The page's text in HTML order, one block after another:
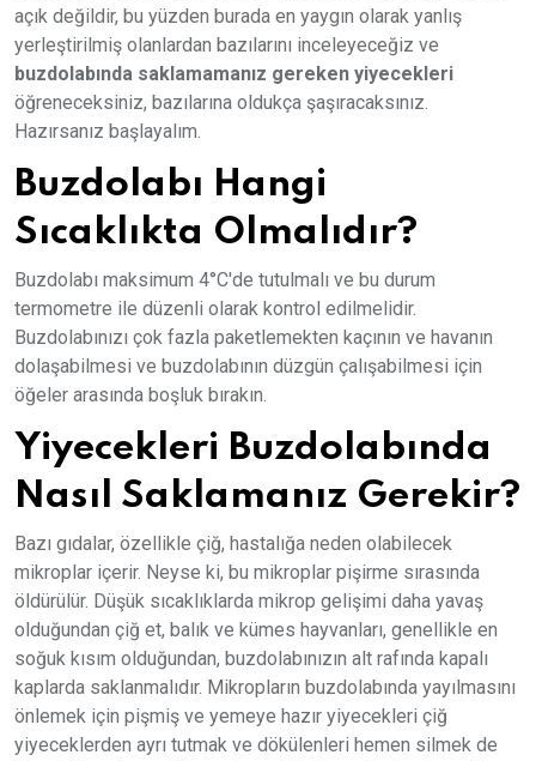
açık değildir, bu yüzden burada en yaygın olarak yanlış
yerleştirilmiş olanlardan bazılarını inceleyeceğiz ve
buzdolabında saklamamanız gereken yiyecekleri
öğreneceksiniz, bazılarına oldukça şaşıracaksınız.
Hazırsanız başlayalım.
Buzdolabı Hangi
Sıcaklıkta Olmalıdır?
Buzdolabı maksimum 4°C'de tutulmalı ve bu durum
termometre ile düzenli olarak kontrol edilmelidir.
Buzdolabınızı çok fazla paketlemekten kaçının ve havanın
dolaşabilmesi ve buzdolabının düzgün çalışabilmesi için
öğeler arasında boşluk bırakın.
Yiyecekleri Buzdolabında
Nasıl Saklamanız Gerekir?
Bazı gıdalar, özellikle çiğ, hastalığa neden olabilecek
mikroplar içerir. Neyse ki, bu mikroplar pişirme sırasında
öldürülür. Düşük sıcaklıklarda mikrop gelişimi daha yavaş
olduğundan çiğ et, balık ve kümes hayvanları, genellikle en
soğuk kısım olduğundan, buzdolabınızın alt rafında kapalı
kaplarda saklanmalıdır. Mikropların buzdolabında yayılmasını
önlemek için pişmiş ve yemeye hazır yiyecekleri çiğ
yiyeceklerden ayrı tutmak ve dökülenleri hemen silmek de